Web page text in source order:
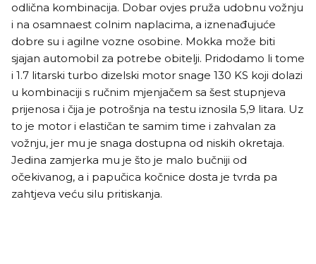
odlična kombinacija. Dobar ovjes pruža udobnu vožnju
i na osamnaest colnim naplacima, a iznenađujuće
dobre su i agilne vozne osobine. Mokka može biti
sjajan automobil za potrebe obitelji. Pridodamo li tome
i 1.7 litarski turbo dizelski motor snage 130 KS koji dolazi
u kombinaciji s ručnim mjenjačem sa šest stupnjeva
prijenosa i čija je potrošnja na testu iznosila 5,9 litara. Uz
to je motor i elastičan te samim time i zahvalan za
vožnju, jer mu je snaga dostupna od niskih okretaja.
Jedina zamjerka mu je što je malo bučniji od
očekivanog, a i papučica kočnice dosta je tvrda pa
zahtjeva veću silu pritiskanja.